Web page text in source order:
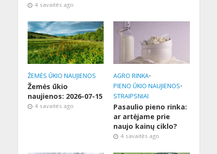
4 savaitės ago
ŽEMĖS ŪKIO NAUJIENOS
Žemės ūkio
naujienos: 2026-07-15
4 savaitės ago
AGRO RINKA•
PIENO ŪKIO NAUJIENOS•
STRAIPSNIAI
Pasaulio pieno rinka:
ar artėjame prie
naujo kainų ciklo?
4 savaitės ago